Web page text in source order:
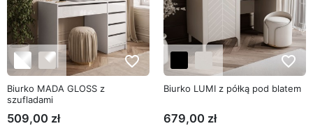
favorite_border
Biurko MADA GLOSS z
szufladami
509,00 zł
favorite_border
Biurko LUMI z półką pod blatem
679,00 zł